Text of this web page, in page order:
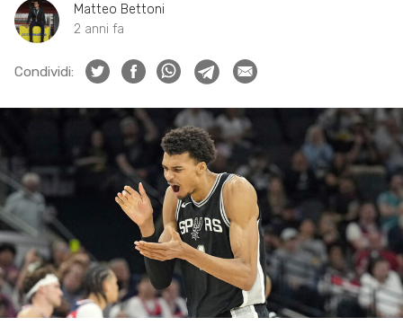
Matteo Bettoni
2 anni fa
Condividi: